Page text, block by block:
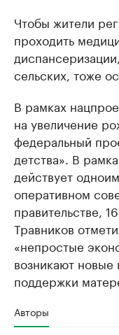
Чтобы жители
проходить
сельских, тоже
В рамках
на увеличение
федеральный
детства». В
действует
оперативном
правительстве,
Травников
«непростые
возникают
поддержки
Авторы